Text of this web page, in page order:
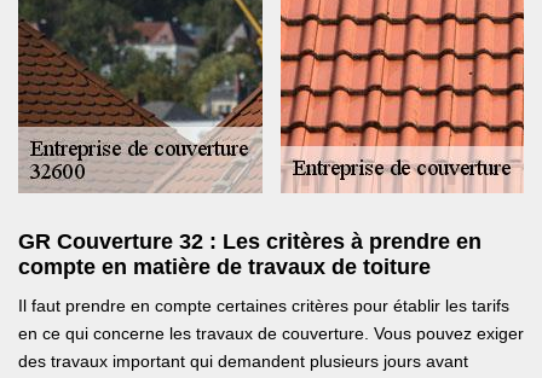
GR Couverture 32 : Les critères à prendre en
compte en matière de travaux de toiture
Il faut prendre en compte certaines critères pour établir les tarifs
en ce qui concerne les travaux de couverture. Vous pouvez exiger
des travaux important qui demandent plusieurs jours avant